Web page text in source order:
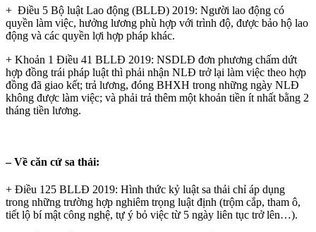
+ Điều 5 Bộ luật Lao động (BLLĐ) 2019: Người lao động có
quyền làm việc, hưởng lương phù hợp với trình độ, được bảo hộ lao
động và các quyền lợi hợp pháp khác.
+ Khoản 1 Điều 41 BLLĐ 2019: NSDLĐ đơn phương chấm dứt
hợp đồng trái pháp luật thì phải nhận NLĐ trở lại làm việc theo hợp
đồng đã giao kết; trả lương, đóng BHXH trong những ngày NLĐ
không được làm việc; và phải trả thêm một khoản tiền ít nhất bằng 2
tháng tiền lương.
– Về căn cứ sa thải:
+ Điều 125 BLLĐ 2019: Hình thức kỷ luật sa thải chỉ áp dụng
trong những trường hợp nghiêm trọng luật định (trộm cắp, tham ô,
tiết lộ bí mật công nghệ, tự ý bỏ việc từ 5 ngày liên tục trở lên…).